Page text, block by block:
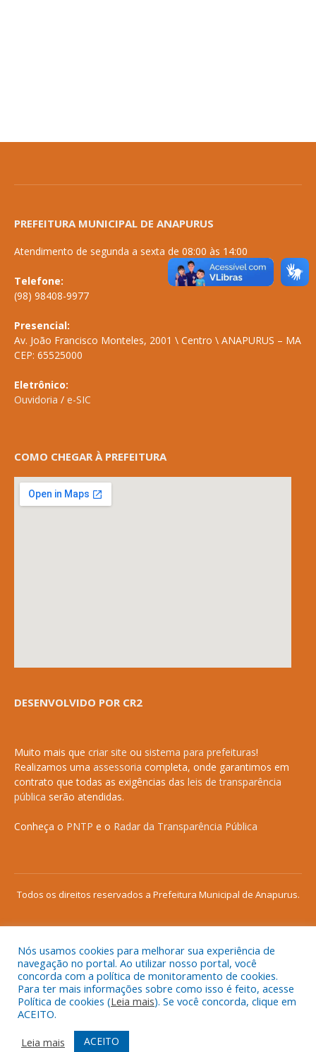
PREFEITURA MUNICIPAL DE ANAPURUS
Atendimento de segunda a sexta de 08:00 às 14:00
Telefone:
(98) 98408-9977
Presencial:
Av. João Francisco Monteles, 2001 \ Centro \ ANAPURUS – MA
CEP: 65525000
Eletrônico:
Ouvidoria / e-SIC
COMO CHEGAR À PREFEITURA
DESENVOLVIDO POR CR2
Muito mais que criar site ou sistema para prefeituras!
Realizamos uma assessoria completa, onde garantimos em
contrato que todas as exigências das leis de transparência
pública serão atendidas.
Conheça o PNTP e o Radar da Transparência Pública
Todos os direitos reservados a Prefeitura Municipal de Anapurus.
Mapa do Site
Acessar Área Administrativa
Acessar o Webmail
Nós usamos cookies para melhorar sua experiência de
navegação no portal. Ao utilizar nosso portal, você
concorda com a política de monitoramento de cookies.
Para ter mais informações sobre como isso é feito, acesse
Política de cookies (Leia mais). Se você concorda, clique em
ACEITO.
Leia mais
ACEITO